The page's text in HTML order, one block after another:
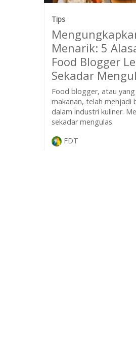
Tips
Menarik: 5
Food Blogger
Sekadar
Food blogger, atau
makanan, telah menjadi
dalam industri kuliner.
sekadar mengulas
FDT